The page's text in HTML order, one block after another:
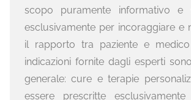
scopo puramente informativo e
esclusivamente per incoraggiare e
il rapporto tra paziente e
indicazioni fornite dagli esperti
generale: cure e terapie
essere prescritte